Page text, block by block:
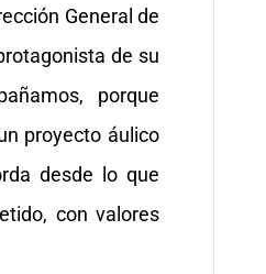
General de
de su
porque
proyecto áulico
desde lo que
con valores